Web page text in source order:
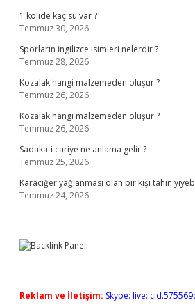
1 kolide kaç su var ?
Temmuz 30, 2026
Sporların İngilizce isimleri nelerdir ?
Temmuz 28, 2026
Kozalak hangi malzemeden oluşur ?
Temmuz 26, 2026
Kozalak hangi malzemeden oluşur ?
Temmuz 26, 2026
Sadaka-i cariye ne anlama gelir ?
Temmuz 25, 2026
Karaciğer yağlanması olan bir kişi tahin
Temmuz 24, 2026
Reklam ve İletişim: Skype: